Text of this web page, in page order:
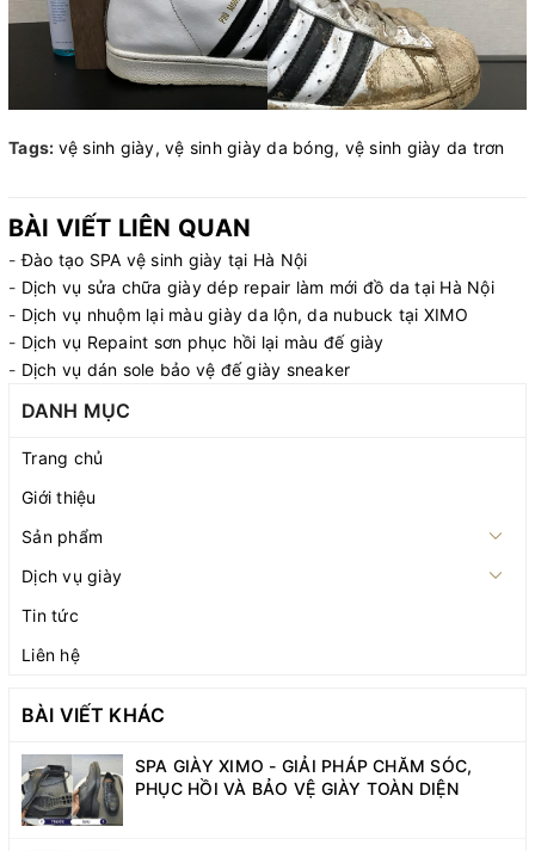
Tags: vệ sinh giày, vệ sinh giày da bóng, vệ sinh giày da trơn
BÀI VIẾT LIÊN QUAN
-Đào tạo SPA vệ sinh giày tại Hà Nội
- Dịch vụ sửa chữa giày dép repair làm mới đồ da tại Hà Nội
- Dịch vụ nhuộm lại màu giày da lộn, da nubuck tại XIMO
- Dịch vụ Repaint sơn phục hồi lại màu đế giày
- Dịch vụ dán sole bảo vệ đế giày sneaker
DANH MỤC
Trang chủ
Giới thiệu
Sản phẩm
Dịch vụ giày
Tin tức
Liên hệ
BÀI VIẾT KHÁC
SPA GIÀY XIMO - GIẢI PHÁP CHĂM SÓC,
PHỤC HỒI VÀ BẢO VỆ GIÀY TOÀN DIỆN